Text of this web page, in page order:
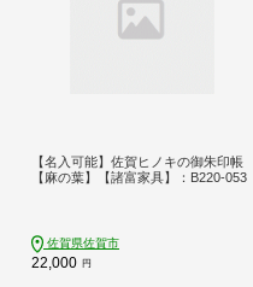
【名入可能】佐賀ヒノキの御朱印帳
【麻の葉】【諸富家具】：B220-053
佐賀県佐賀市
22,000 円